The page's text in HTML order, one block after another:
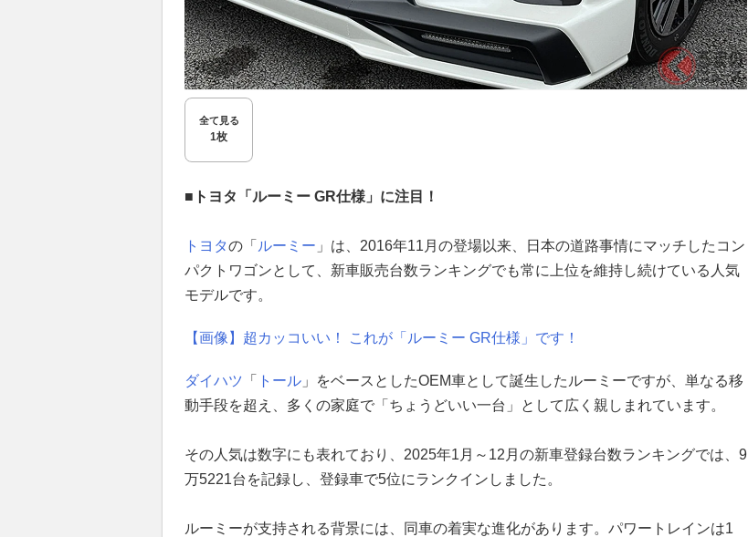
全て見る
1枚
■トヨタ「ルーミー GR仕様」に注目！
トヨタの「 ルーミー 」は、2016年11月の登場以来、日本の道路事情にマッチしたコン
パクトワゴンとして、新車販売台数ランキングでも常に上位を維持し続けている人気
モデルです。
【画像】超カッコいい！ これが「ルーミー GR仕様」です！
ダイハツ 「 トール 」をベースとしたOEM車として誕生したルーミーですが、単なる移
動手段を超え、多くの家庭で「ちょうどいい一台」として広く親しまれています。
その人気は数字にも表れており、2025年1月～12月の新車登録台数ランキングでは、9
万5221台を記録し、登録車で5位にランクインしました。
ルーミーが支持される背景には、同車の着実な進化があります。パワートレインは1